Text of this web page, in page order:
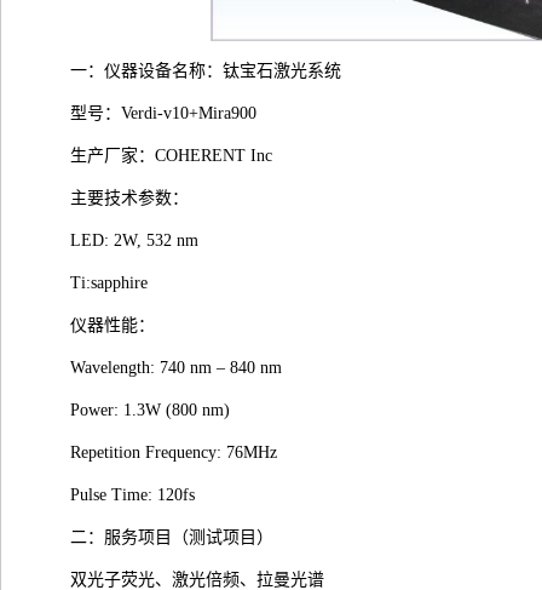
一：仪器设备名称：钛宝石激光系统
型号：Verdi-v10+Mira900
生产厂家：COHERENT Inc
主要技术参数：
LED: 2W, 532 nm
Ti:sapphire
仪器性能：
Wavelength: 740 nm – 840 nm
Power: 1.3W (800 nm)
Repetition Frequency: 76MHz
Pulse Time: 120fs
二：服务项目（测试项目）
双光子荧光、激光倍频、拉曼光谱